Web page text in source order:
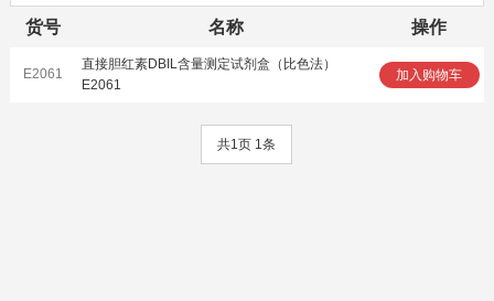
货号 名称 操作
E2061
直接胆红素DBIL含量测定试剂盒（比色法）
E2061
加入购物车
共1页 1条